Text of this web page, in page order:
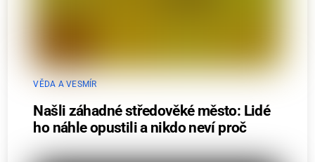
VĚDA A VESMÍR
Našli záhadné středověké město: Lidé
ho náhle opustili a nikdo neví proč